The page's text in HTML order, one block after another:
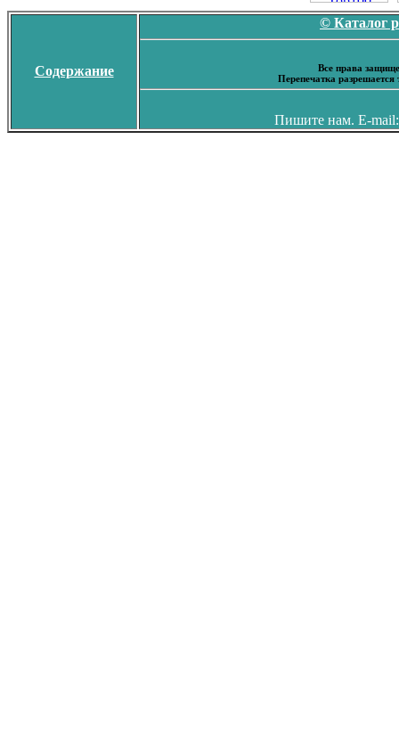
Содержание
© Каталог
Все права
Перепечатка
Пишите нам. E-